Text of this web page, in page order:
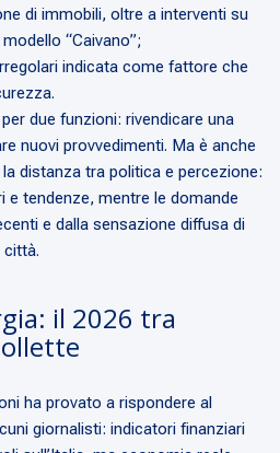
di immobili, oltre a interventi su
“Caivano”;
indicata come fattore che
due funzioni: rivendicare una
nuovi provvedimenti. Ma è anche
distanza tra politica e percezione:
e tendenze, mentre le domande
e dalla sensazione diffusa di
città.
il 2026 tra
ha provato a rispondere al
giornalisti: indicatori finanziari